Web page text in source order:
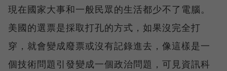
現在國家大事和一般民眾的生活都少不了電腦。
美國的選票是採取打孔的方式，如果沒完全打
穿，就會變成廢票或沒有記錄進去，像這樣是一
個技術問題引發變成一個政治問題，可見資訊科